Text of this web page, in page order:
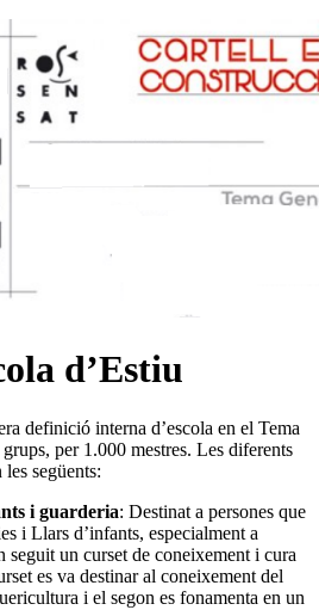
d’Estiu
definició interna d’escola en el Tema
per 1.000 mestres. Les diferents
següents:
i guarderia: Destinat a persones que
i Llars d’infants, especialment a
seguit un curset de coneixement i cura
es va destinar al coneixement del
i el segon es fonamenta en un